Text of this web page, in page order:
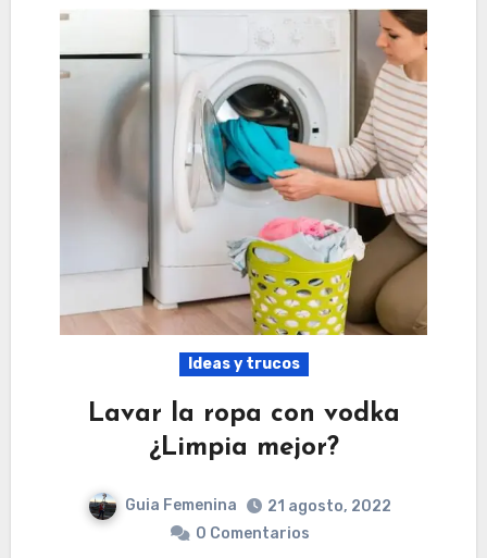
Ideas y trucos
Lavar la ropa con vodka
¿Limpia mejor?
Guia Femenina
21 agosto, 2022
0 Comentarios